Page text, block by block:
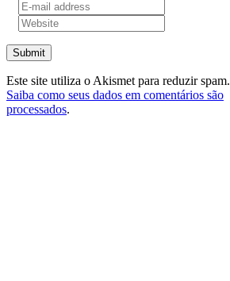
Submit
Este site utiliza o Akismet para reduzir spam.
Saiba como seus dados em comentários são
processados.